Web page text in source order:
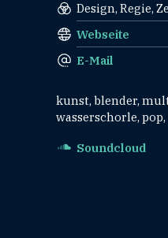
Design, Regie,
Webseite
E-Mail
kunst, blender,
wasserschorle,
Soundcloud